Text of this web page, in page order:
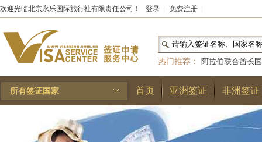
欢迎光临北京永乐国际旅行社有限责任公司！ 登录 免费注册
热门推荐：
阿拉伯联合酋长国
和国|布基纳法索|巴勒斯坦
林王国|安道尔公国|
所有签证国家 首页 亚洲签证 非洲签证